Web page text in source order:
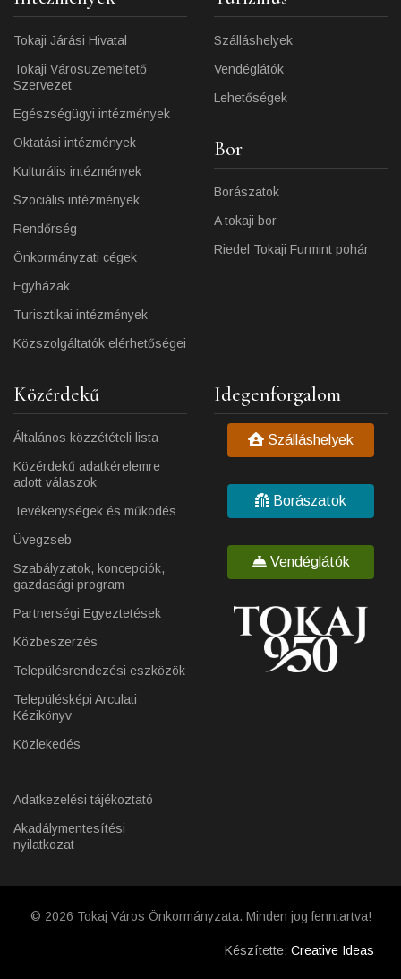
Tokaji Járási Hivatal
Tokaji Városüzemeltető
Szervezet
Egészségügyi intézmények
Oktatási intézmények
Kulturális intézmények
Szociális intézmények
Rendőrség
Önkormányzati cégek
Egyházak
Turisztikai intézmények
Közszolgáltatók elérhetőségei
Szálláshelyek
Vendéglátók
Lehetőségek
Bor
Borászatok
A tokaji bor
Riedel Tokaji Furmint pohár
Közérdekű
Általános közzétételi lista
Közérdekű adatkérelemre
adott válaszok
Tevékenységek és működés
Üvegzseb
Szabályzatok, koncepciók,
gazdasági program
Partnerségi Egyeztetések
Közbeszerzés
Településrendezési eszközök
Településképi Arculati
Kézikönyv
Közlekedés
Adatkezelési tájékoztató
Akadálymentesítési
nyilatkozat
Idegenforgalom
Szálláshelyek
Borászatok
Vendéglátók
© 2026 Tokaj Város Önkormányzata. Minden jog fenntartva!
Készítette: Creative Ideas